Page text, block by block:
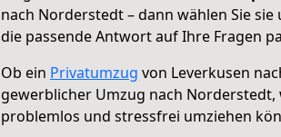
nach Norderstedt – dann wählen Sie
die passende Antwort auf Ihre Fragen
Ob ein Privatumzug von Leverkusen
gewerblicher Umzug nach Norderstedt,
problemlos und stressfrei umziehen